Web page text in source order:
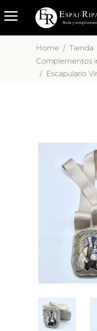
Home / Tienda
Complementos
/ Escapulario